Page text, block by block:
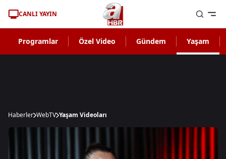
CANLI YAYIN
Programlar Özel Video Gündem Yaşam
Haberler WebTV Yaşam Videoları